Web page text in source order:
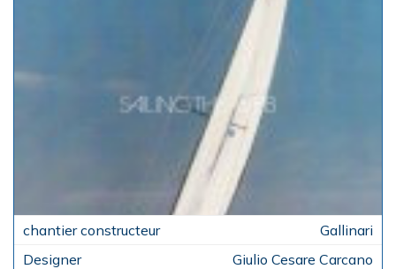
Gallinari
Giulio Cesare Carcano